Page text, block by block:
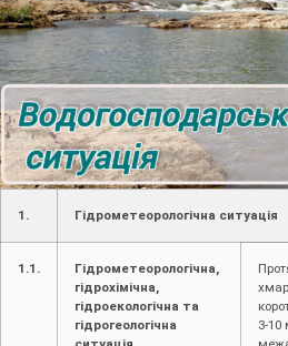
1. Гідрометеорологічна ситуація
1.1.
Гідрометеорологічна,
гідрохімічна,
гідроекологічна та
гідрогеологічна
3-10